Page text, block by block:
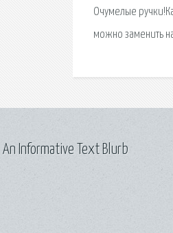
Очумелые
можно заменить
An Informative Text Blurb